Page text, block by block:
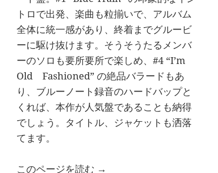
トロで出発、楽曲も粒揃いで、アルバム
全体に統一感があり、終着までグルービ
ーに駆け抜けます。そうそうたるメンバ
ーのソロも要所要所で楽しめ、#4 “I’m
Old Fashioned” の絶品バラードもあ
り、ブルーノート録音のハードバップと
くれば、本作が人気盤であることも納得
でしょう。タイトル、ジャケットも洒落
てます。
このページを読む →